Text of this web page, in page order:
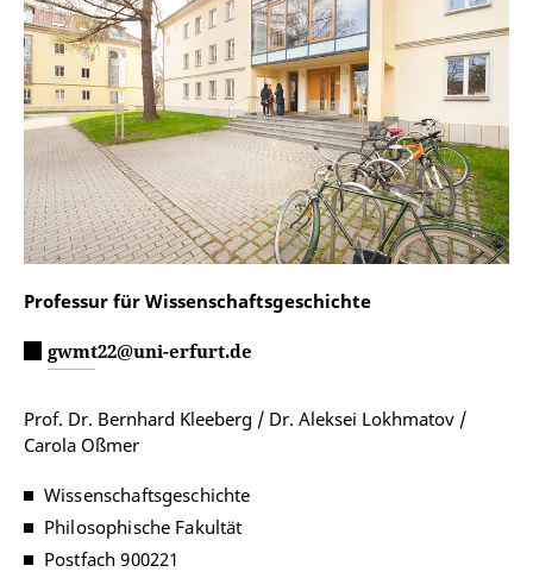
Professur für Wissenschaftsgeschichte
gwmt22@uni-erfurt.de
Prof. Dr. Bernhard Kleeberg / Dr. Aleksei Lokhmatov /
Carola Oßmer
Wissenschaftsgeschichte
Philosophische Fakultät
Postfach 900221